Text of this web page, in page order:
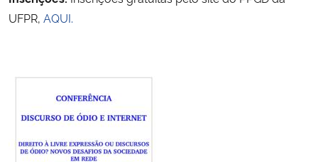
Ministério do Desenvolvimento Regional
Controladoria-Geral da União
UFPR, AQUI.